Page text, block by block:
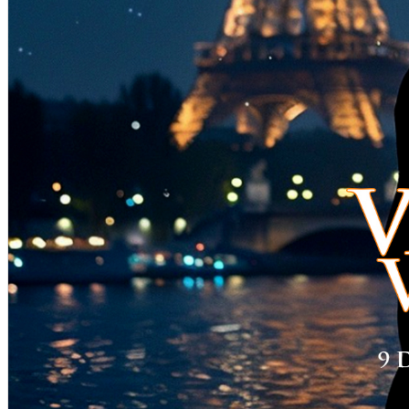
English
Închirieri auto
Încărcare vehicule electrice